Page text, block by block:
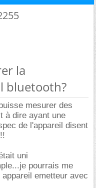
la
bluetooth?
mesurer des
à dire ayant une
de l'appareil disent
uni
pourrais me
emetteur avec